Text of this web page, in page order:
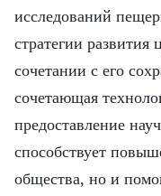
исследований
стратегии развития
сочетании с его
сочетающая
предоставление
способствует
общества, но и